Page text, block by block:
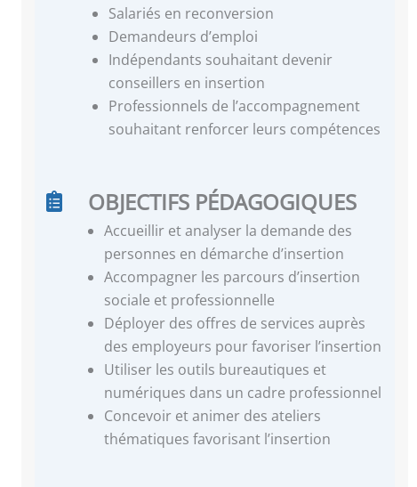
Salariés en reconversion
Demandeurs d’emploi
Indépendants souhaitant devenir
conseillers en insertion
Professionnels de l’accompagnement
souhaitant renforcer leurs compétences
OBJECTIFS PÉDAGOGIQUES
Accueillir et analyser la demande des
personnes en démarche d’insertion
Accompagner les parcours d’insertion
sociale et professionnelle
Déployer des offres de services auprès
des employeurs pour favoriser l’insertion
Utiliser les outils bureautiques et
numériques dans un cadre professionnel
Concevoir et animer des ateliers
thématiques favorisant l’insertion